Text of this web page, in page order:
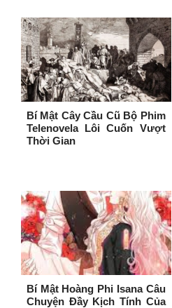
Bí Mật Cây Cầu Cũ Bộ Phim
Telenovela Lôi Cuốn Vượt
Thời Gian
Bí Mật Hoàng Phi Isana Câu
Chuyện Đầy Kịch Tính Của